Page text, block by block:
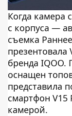
Когда камера
с корпуса —
съемка
бренда IQOO.
оснащен
представила
смартфон
камерой.